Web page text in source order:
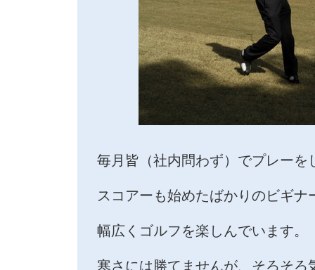
毎月皆（社内問わず）でプレーを
スコアーも始めたばかりのビギナ
幅広くゴルフを楽しんでいます。
寒さには勝てませんが、そろそろ